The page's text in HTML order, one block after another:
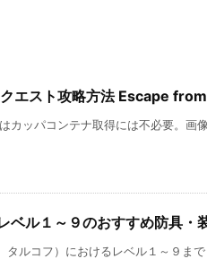
エスト攻略方法 Escape
カッパコンテナ取得には不必要。画
ル１～９のおすすめ防具・
ルコフ）におけるレベル１～９ま